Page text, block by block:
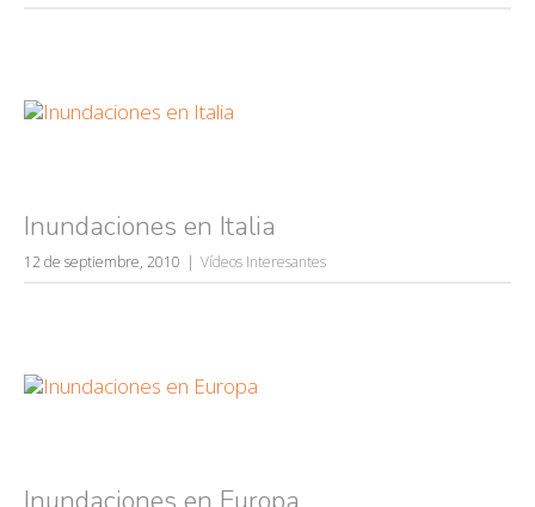
Inundaciones en Italia
12 de septiembre, 2010 Vídeos Interesantes